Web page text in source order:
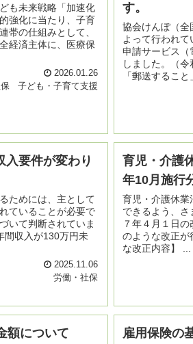
も未来戦略「加速化
強化に当たり、子育
帯の仕組みとして、
経済主体に、医療保
2026.01.26
子ども・子育て支援
す。
協会けんぽ（全
よって行われ
申請サービス（
しました。（令
「郵送すること
入要件が変わり
ためには、主として
ていることが必要で
いて判断されていま
収入が130万円未
2025.11.06
労働・社保
育児・介護
年10月施行
育児・介護休業
できるよう、
７年４月１日
のような改正が
な改正内容】 ...
額について
雇用保険の